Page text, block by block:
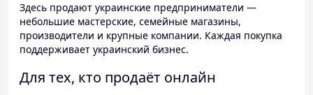
Здесь продают украинские предприниматели —
небольшие мастерские, семейные магазины,
производители и крупные компании. Каждая покупка
поддерживает украинский бизнес.
Для тех, кто продаёт онлайн